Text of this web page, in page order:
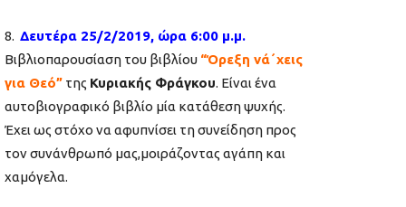
8. Δευτέρα 25/2/2019, ώρα 6:00 μ.μ.
Βιβλιοπαρουσίαση του βιβλίου “Όρεξη νά΄χεις
για Θεό” της Κυριακής Φράγκου. Είναι ένα
αυτοβιογραφικό βιβλίο μία κατάθεση ψυχής.
Έχει ως στόχο να αφυπνίσει τη συνείδηση προς
τον συνάνθρωπό μας,μοιράζοντας αγάπη και
χαμόγελα.